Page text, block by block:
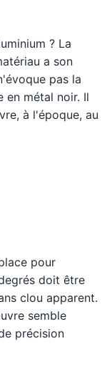
? La
a son
pas la
en métal noir. Il
à l'époque, au
pour
doit être
clou apparent.
semble
précision